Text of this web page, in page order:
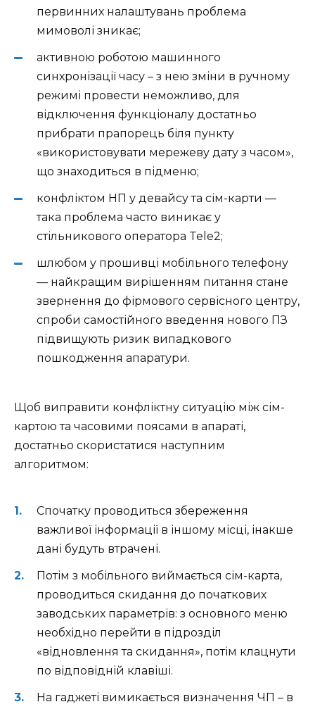
первинних налаштувань проблема
мимоволі зникає;
активною роботою машинного
синхронізації часу – з нею зміни в ручному
режимі провести неможливо, для
відключення функціоналу достатньо
прибрати прапорець біля пункту
«використовувати мережеву дату з часом»,
що знаходиться в підменю;
конфліктом НП у девайсу та сім-карти —
така проблема часто виникає у
стільникового оператора Tele2;
шлюбом у прошивці мобільного телефону
— найкращим вирішенням питання стане
звернення до фірмового сервісного центру,
спроби самостійного введення нового ПЗ
підвищують ризик випадкового
пошкодження апаратури.
Щоб виправити конфліктну ситуацію між сім-
картою та часовими поясами в апараті,
достатньо скористатися наступним
алгоритмом:
Спочатку проводиться збереження
важливої інформації в іншому місці, інакше
дані будуть втрачені.
Потім з мобільного виймається сім-карта,
проводиться скидання до початкових
заводських параметрів: з основного меню
необхідно перейти в підрозділ
«відновлення та скидання», потім клацнути
по відповідній клавіші.
На гаджеті вимикається визначення ЧП – в